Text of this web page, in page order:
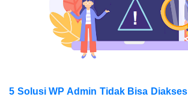
5 Solusi WP Admin Tidak Bisa Diakses